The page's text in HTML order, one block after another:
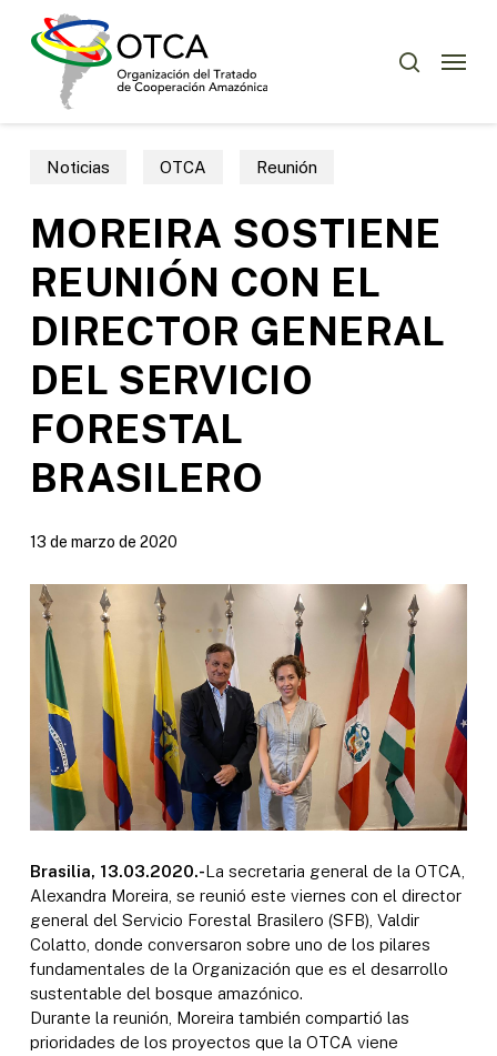
Menu
Noticias OTCA Reunión
MOREIRA SOSTIENE
REUNIÓN CON EL
DIRECTOR GENERAL
DEL SERVICIO
FORESTAL
BRASILERO
13 de marzo de 2020
Brasilia, 13.03.2020.-La secretaria general de la OTCA,
Alexandra Moreira, se reunió este viernes con el director
general del Servicio Forestal Brasilero (SFB), Valdir
Colatto, donde conversaron sobre uno de los pilares
fundamentales de la Organización que es el desarrollo
sustentable del bosque amazónico.
Durante la reunión, Moreira también compartió las
prioridades de los proyectos que la OTCA viene